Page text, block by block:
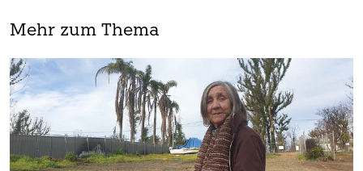
Mehr zum Thema